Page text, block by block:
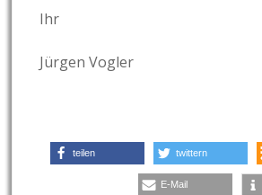
Ihr
Jürgen Vogler
teilen twittern
E-Mail